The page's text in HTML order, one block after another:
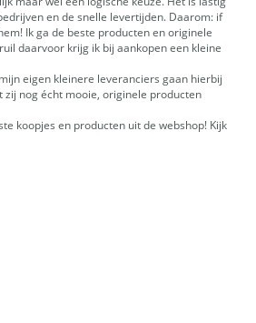
en de snelle levertijden. Daarom: if
Ik ga de beste producten en originele
daarvoor krijg ik bij aankopen een kleine
eigen kleinere leveranciers gaan hierbij
zij nog écht mooie, originele producten
koopjes en producten uit de webshop! Kijk